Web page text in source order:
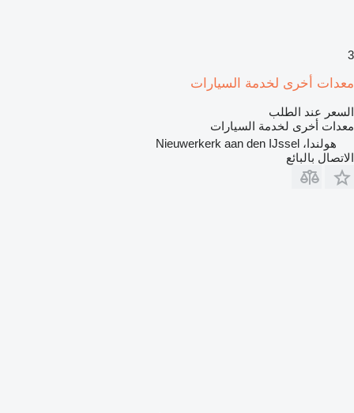
3
معدات أخرى لخدمة السيارات
السعر عند الطلب
معدات أخرى لخدمة السيارات
هولندا، Nieuwerkerk aan den IJssel
الاتصال بالبائع